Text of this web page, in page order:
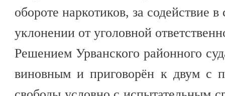
обороте наркотиков, за содействие
уклонении от уголовной
Решением Урванского районного
виновным и приговорён к двум с